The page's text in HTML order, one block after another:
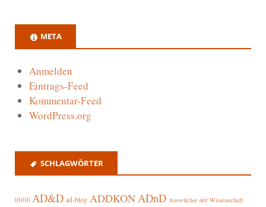
META
Anmelden
Eintrags-Feed
Kommentar-Feed
WordPress.org
SCHLAGWÖRTER
01010 AD&D ad-blog ADDKONADnD Auswüchse der Wissenschaft